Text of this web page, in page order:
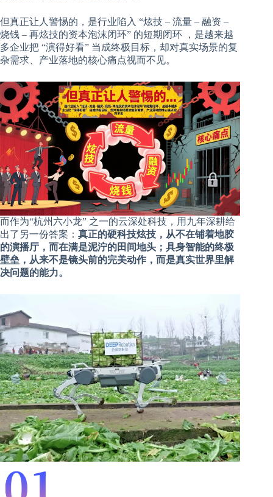
但真正让人警惕的，是行业陷入 “炫技 – 流量 – 融资 –
烧钱 – 再炫技的资本泡沫闭环” 的短期闭环 ，是越来越
多企业把 “演得好看” 当成终极目标，却对真实场景的复
杂需求、产业落地的核心痛点视而不见。
而作为“杭州六小龙” 之一的云深处科技，用九年深耕给
出了另一份答案： 真正的硬科技炫技，从不在铺着地胶
的演播厅，而在满是泥泞的田间地头；具身智能的终极
壁垒，从来不是镜头前的完美动作，而是真实世界里解
决问题的能力。